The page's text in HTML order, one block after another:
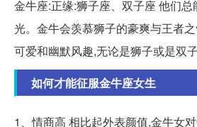
金牛座:正缘:狮子座、双子座 他们总
光。金牛会羡慕狮子的豪爽与王者
可爱和幽默风趣,无论是狮子或是双子
如何才能征服金牛座女生
1、情商高 相比起外表颜值,金牛女